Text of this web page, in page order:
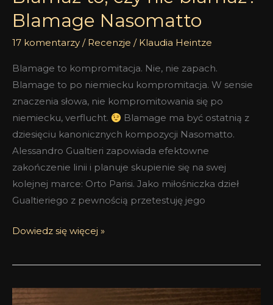
Blamage Nasomatto
17 komentarzy / Recenzje / Klaudia Heintze
Blamage to kompromitacja. Nie, nie zapach.
Blamage to po niemiecku kompromitacja. W sensie
znaczenia słowa, nie kompromitowania się po
niemiecku, verflucht.
Blamage ma być ostatnią z
dziesięciu kanonicznych kompozycji Nasomatto.
Alessandro Gualtieri zapowiada efektowne
zakończenie linii i planuje skupienie się na swej
kolejnej marce: Orto Parisi. Jako miłośniczka dzieł
Gualtieriego z pewnością przetestuję jego
Dowiedz się więcej »
Pardon…